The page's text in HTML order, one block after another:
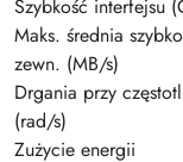
Szybkość interfejsu
Maks. średnia
zewn. (MB/s)
Drgania przy
(rad/s)
Zużycie energii